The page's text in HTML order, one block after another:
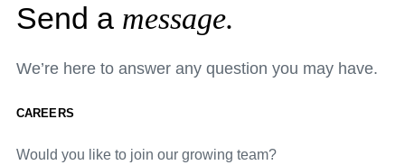
Send a message.
We’re here to answer any question you may have.
CAREERS
Would you like to join our growing team?